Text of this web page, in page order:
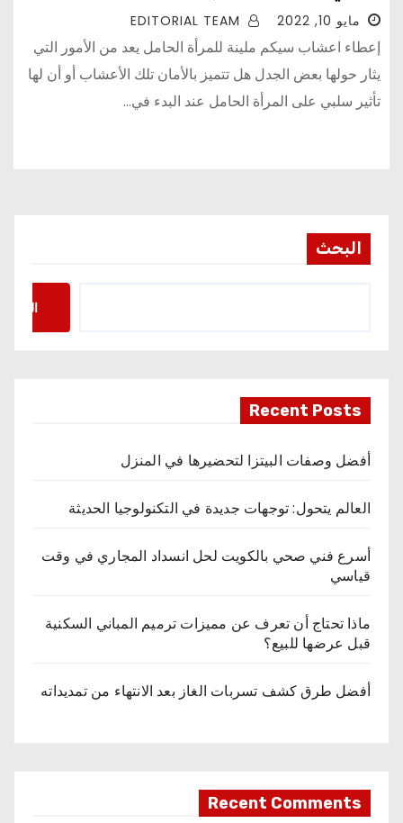
مايو 10, 2022
إعطاء اعشاب سيكم ملينة للمرأة الحامل يعد من الأمور التي
يثار حولها بعض الجدل هل تتميز بالأمان تلك الأعشاب أو أن لها
تأثير سلبي على المرأة الحامل عند البدء في…
البحث
البحث
Recent Posts
أفضل وصفات البيتزا لتحضيرها في المنزل
العالم يتحول: توجهات جديدة في التكنولوجيا الحديثة
أسرع فني صحي بالكويت لحل انسداد المجاري في وقت
قياسي
ماذا تحتاج أن تعرف عن مميزات ترميم المباني السكنية
قبل عرضها للبيع؟
أفضل طرق كشف تسربات الغاز بعد الانتهاء من تمديداته
Recent Comments